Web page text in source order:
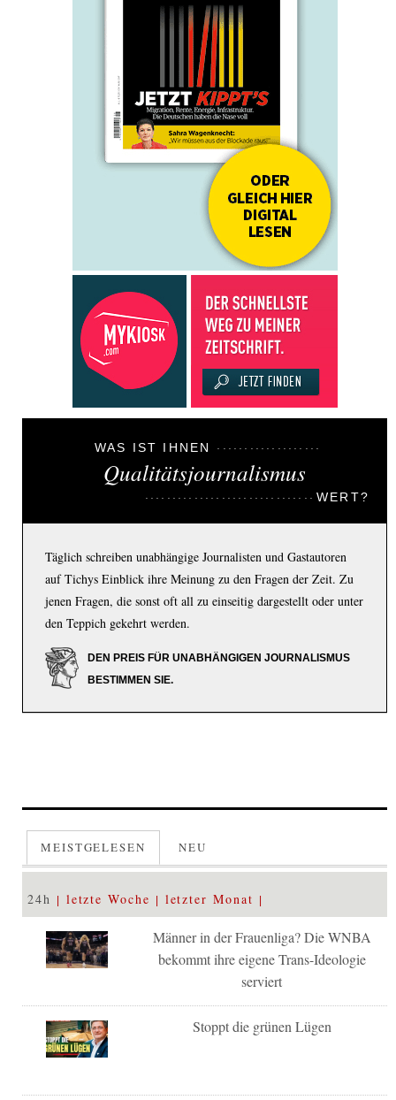
WAS IST IHNEN
Qualitätsjournalismus
WERT?
Täglich schreiben unabhängige Journalisten und Gastautoren
auf Tichys Einblick ihre Meinung zu den Fragen der Zeit. Zu
jenen Fragen, die sonst oft all zu einseitig dargestellt oder unter
den Teppich gekehrt werden.
DEN PREIS FÜR UNABHÄNGIGEN JOURNALISMUS
BESTIMMEN SIE.
MEISTGELESEN NEU
24h letzte Woche letzter Monat
Männer in der Frauenliga? Die WNBA
bekommt ihre eigene Trans-Ideologie
serviert
Stoppt die grünen Lügen